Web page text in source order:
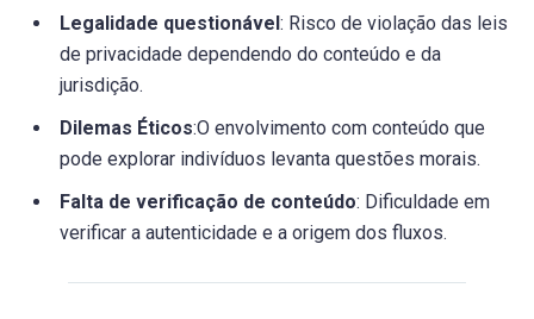
Legalidade questionável: Risco de violação das leis
de privacidade dependendo do conteúdo e da
jurisdição.
Dilemas Éticos:O envolvimento com conteúdo que
pode explorar indivíduos levanta questões morais.
Falta de verificação de conteúdo: Dificuldade em
verificar a autenticidade e a origem dos fluxos.